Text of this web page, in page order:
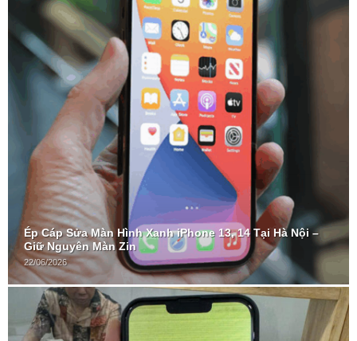
Ép Cáp Sửa Màn Hình Xanh iPhone 13, 14 Tại Hà Nội –
Giữ Nguyên Màn Zin
22/06/2026